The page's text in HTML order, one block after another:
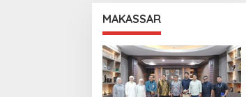
MAKASSAR